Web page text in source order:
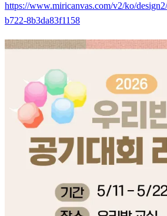
https://www.miricanvas.com/v2/ko/
b722-8b3da83f1158